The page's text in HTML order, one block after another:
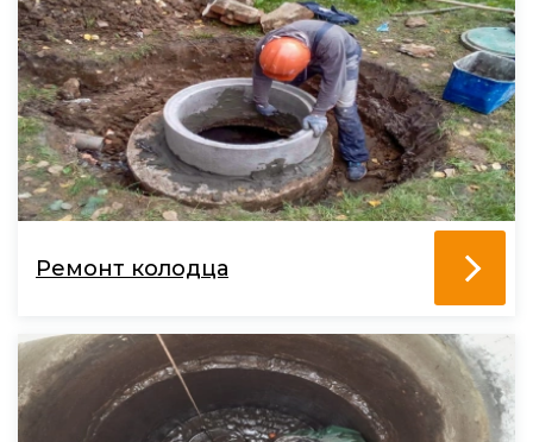
Ремонт колодца